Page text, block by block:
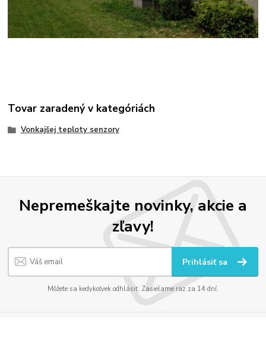
Tovar zaradený v kategóriách
Vonkajšej teploty senzory
Nepremeškajte novinky, akcie a
zľavy!
Prihlásiť sa
Môžete sa kedykoľvek odhlásiť. Zasielame raz za 14 dní.